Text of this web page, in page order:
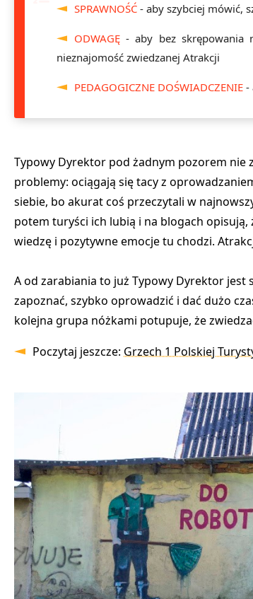
SPRAWNOŚĆ - aby szybciej mówić,
ODWAGĘ - aby bez skrępowania
nieznajomość zwiedzanej Atrakcji
PEDAGOGICZNE DOŚWIADCZENIE -
Typowy Dyrektor pod żadnym pozorem nie
problemy: ociągają się tacy z
siebie, bo akurat coś przeczytali w
potem turyści ich lubią i na blogach opisują,
wiedzę i pozytywne emocje tu chodzi.
A od zarabiania to już Typowy Dyrektor
zapoznać, szybko oprowadzić i dać dużo
kolejna grupa nóżkami potupuje, że
Poczytaj jeszcze: Grzech 1 Polskiej